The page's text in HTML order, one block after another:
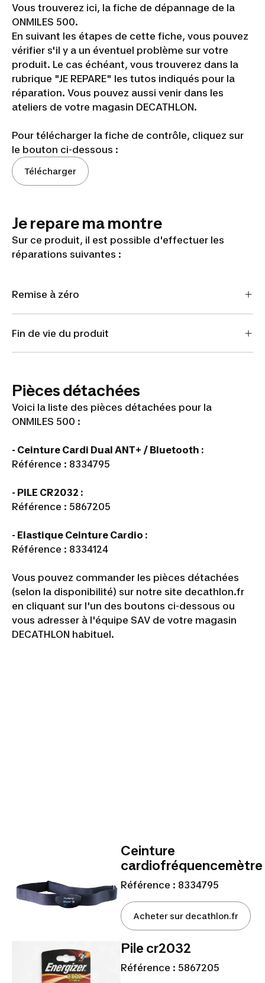
Vous trouverez ici, la fiche de dépannage de la
ONMILES 500.
En suivant les étapes de cette fiche, vous pouvez
vérifier s'il y a un éventuel problème sur votre
produit. Le cas échéant, vous trouverez dans la
rubrique "JE REPARE" les tutos indiqués pour la
réparation. Vous pouvez aussi venir dans les
ateliers de votre magasin DECATHLON.
Pour télécharger la fiche de contrôle, cliquez sur
le bouton ci-dessous :
Télécharger
Je repare ma montre
Sur ce produit, il est possible d'effectuer les
réparations suivantes :
Remise à zéro
Fin de vie du produit
Pièces détachées
Voici la liste des pièces détachées pour la
ONMILES 500 :
- Ceinture Cardi Dual ANT+ / Bluetooth :
Référence : 8334795
- PILE CR2032 :
Référence : 5867205
- Elastique Ceinture Cardio :
Référence : 8334124
Vous pouvez commander les pièces détachées
(selon la disponibilité) sur notre site decathlon.fr
en cliquant sur l'un des boutons ci-dessous ou
vous adresser à l'équipe SAV de votre magasin
DECATHLON habituel.
Ceinture
cardiofréquencemètre
Référence : 8334795
Acheter sur decathlon.fr
Pile cr2032
Référence : 5867205